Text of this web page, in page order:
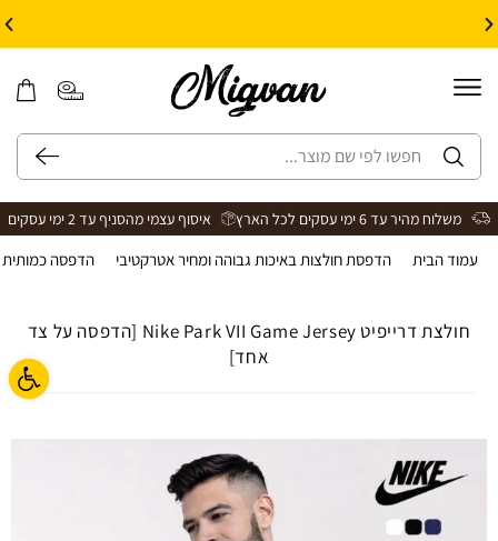
משלוח מהיר עד 6 ימי עסקים לכל הארץ איסוף עצמי מהסניף עד 2 ימי עסקים
עמוד הבית הדפסת חולצות באיכות גבוהה ומחיר אטרקטיבי הדפסה כמותית
חולצת דרייפיט Nike Park VII Game Jersey [הדפסה על צד
אחד]
פתח